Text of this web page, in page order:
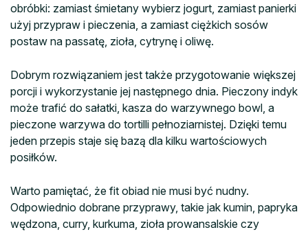
obróbki: zamiast śmietany wybierz jogurt, zamiast panierki
użyj przypraw i pieczenia, a zamiast ciężkich sosów
postaw na passatę, zioła, cytrynę i oliwę.
Dobrym rozwiązaniem jest także przygotowanie większej
porcji i wykorzystanie jej następnego dnia. Pieczony indyk
może trafić do sałatki, kasza do warzywnego bowl, a
pieczone warzywa do tortilli pełnoziarnistej. Dzięki temu
jeden przepis staje się bazą dla kilku wartościowych
posiłków.
Warto pamiętać, że fit obiad nie musi być nudny.
Odpowiednio dobrane przyprawy, takie jak kumin, papryka
wędzona, curry, kurkuma, zioła prowansalskie czy